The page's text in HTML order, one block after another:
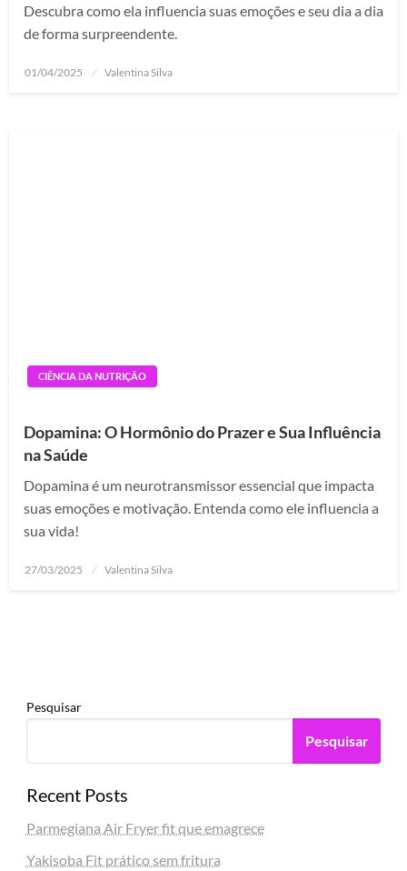
Descubra como ela influencia suas emoções e seu dia a dia
de forma surpreendente.
Posted
01/04/2025 Valentina Silva
CIÊNCIA DA NUTRIÇÃO
Dopamina: O Hormônio do Prazer e Sua Influência
na Saúde
Dopamina é um neurotransmissor essencial que impacta
suas emoções e motivação. Entenda como ele influencia a
sua vida!
Posted
27/03/2025 Valentina Silva
Pesquisar
Pesquisar
Recent Posts
Parmegiana Air Fryer fit que emagrece
Yakisoba Fit prático sem fritura